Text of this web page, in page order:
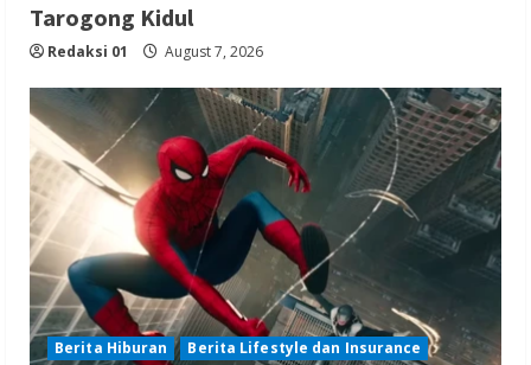
Tarogong Kidul
Redaksi 01 August 7, 2026
Berita Hiburan
Berita Lifestyle dan Insurance